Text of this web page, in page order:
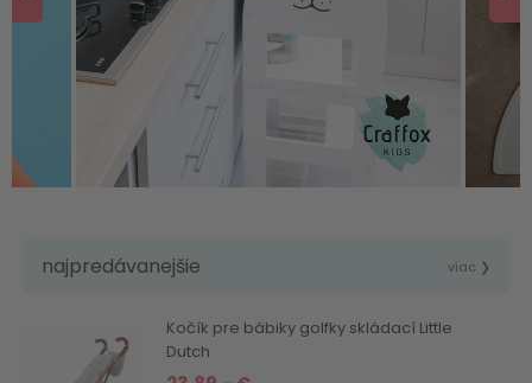
najpredávanejšie viac ❯
Kočík pre bábiky golfky skládací Little
Dutch